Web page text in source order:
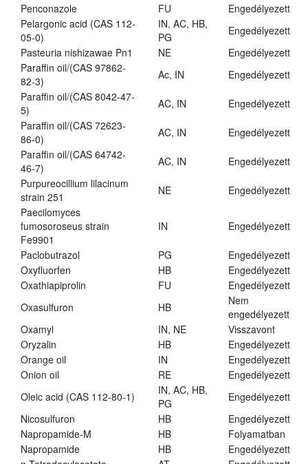
Penconazole
FU
Engedélyezett
Pelargonic acid (CAS 112-
05-0)
IN, AC, HB,
PG
Engedélyezett
Pasteuria nishizawae Pn1
NE
Engedélyezett
Paraffin oil/(CAS 97862-
82-3)
Ac, IN
Engedélyezett
Paraffin oil/(CAS 8042-47-
5)
AC, IN
Engedélyezett
Paraffin oil/(CAS 72623-
86-0)
AC, IN
Engedélyezett
Paraffin oil/(CAS 64742-
46-7)
AC, IN
Engedélyezett
Purpureocillium lilacinum
strain 251
NE
Engedélyezett
Paecilomyces
fumosoroseus strain
Fe9901
IN Engedélyezett
Paclobutrazol PG
Engedélyezett
Oxyfluorfen
HB
Engedélyezett
Oxathiapiprolin
FU
Engedélyezett
Oxasulfuron
HB
Nem
engedélyezett
Oxamyl
IN, NE
Visszavont
Oryzalin
HB
Engedélyezett
Orange oil
IN
Engedélyezett
Onion oil
RE
Engedélyezett
Oleic acid (CAS 112-80-1)
IN, AC, HB,
PG
Engedélyezett
Nicosulfuron
HB
Engedélyezett
Napropamide-M
HB
Folyamatban
Napropamide
HB
Engedélyezett